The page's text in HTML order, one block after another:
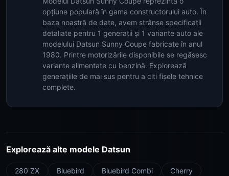
opțiune populară în gama constructorului auto. În
baza noastră de date, avem strânse specificații
detaliate pentru 1 generații și 1 variante auto ale
modelului Datsun Sunny Coupe fabricate în anul
1980. Printre motorizările disponibile se regăsesc
variante alimentate cu benzină. Explorează
generațiile de mai sus pentru a citi fișele tehnice
complete.
Explorează alte modele Datsun
280 ZX Bluebird Bluebird Combi
Cherry